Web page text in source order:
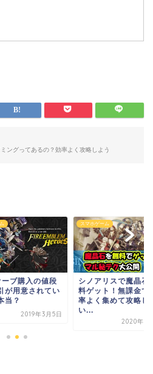
ングってあるの？効率よく攻略しよう
ブ購入の値段
が用意されてい
当？
2019年3月5日
スマホゲーム
シノアリスで魔晶石
料ゲット！無課金で
率よく集めて攻略し
い...
2020年10